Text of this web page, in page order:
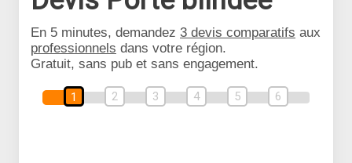
En 5 minutes, demandez 3 devis comparatifs aux
professionnels dans votre région.
Gratuit, sans pub et sans engagement.
1 2 3 4 5 6